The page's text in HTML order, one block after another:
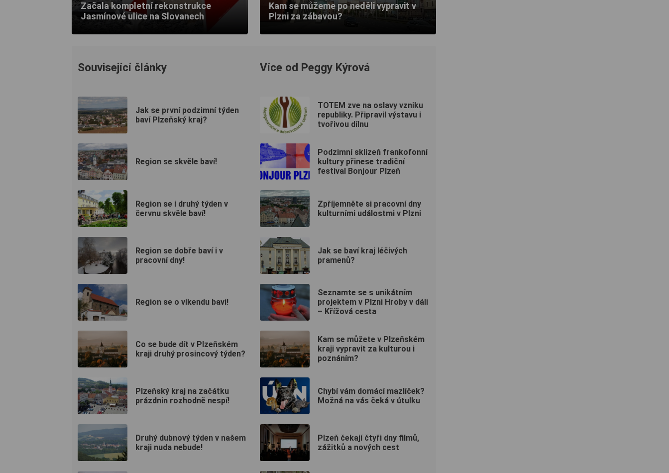
Začala kompletní rekonstrukce
Jasmínové ulice na Slovanech
Kam se můžeme po neděli vypravit v
Plzni za zábavou?
Související články
Jak se první podzimní týden
baví Plzeňský kraj?
Region se skvěle baví!
Region se i druhý týden v
červnu skvěle baví!
Region se dobře baví i v
pracovní dny!
Region se o víkendu baví!
Co se bude dít v Plzeňském
kraji druhý prosincový týden?
Plzeňský kraj na začátku
prázdnin rozhodně nespí!
Druhý dubnový týden v našem
kraji nuda nebude!
Více od Peggy Kýrová
TOTEM zve na oslavy vzniku
republiky. Připravil výstavu i
tvořivou dílnu
Podzimní sklizeň frankofonní
kultury přinese tradiční
festival Bonjour Plzeň
Zpříjemněte si pracovní dny
kulturními událostmi v Plzni
Jak se baví kraj léčivých
pramenů?
Seznamte se s unikátním
projektem v Plzni Hroby v dáli
– Křížová cesta
Kam se můžete v Plzeňském
kraji vypravit za kulturou i
poznáním?
Chybí vám domácí mazlíček?
Možná na vás čeká v útulku
Plzeň čekají čtyři dny filmů,
zážitků a nových cest